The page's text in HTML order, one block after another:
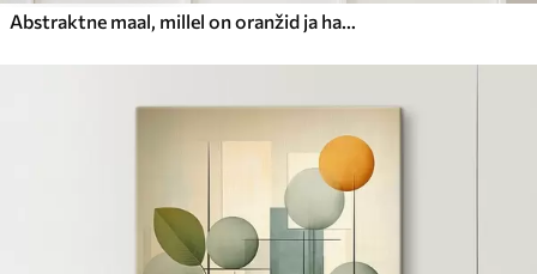
Abstraktne maal, millel on oranžid ja hallid ringid, lehed ja oksad, modernne stiil, akvarelliefekt